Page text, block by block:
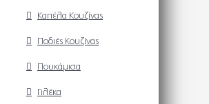
Καπέλα Κουζίνας
Ποδιές Κουζίνας
Πουκάμισα
Γιλέκα